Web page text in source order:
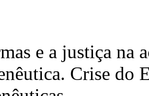
e a justiça na
Crise do